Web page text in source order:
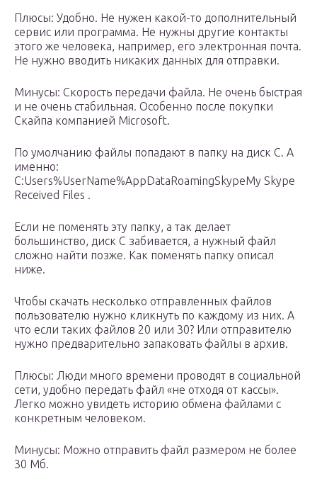
Плюсы: Удобно. Не нужен какой-то дополнительный
сервис или программа. Не нужны другие контакты
этого же человека, например, его электронная почта.
Не нужно вводить никаких данных для отправки.
Минусы: Скорость передачи файла. Не очень быстрая
и не очень стабильная. Особенно после покупки
Скайпа компанией Microsoft.
По умолчанию файлы попадают в папку на диск C. А
именно:
C:Users%UserName%AppDataRoamingSkypeMy Skype
Received Files .
Если не поменять эту папку, а так делает
большинство, диск C забивается, а нужный файл
сложно найти позже. Как поменять папку описал
ниже.
Чтобы скачать несколько отправленных файлов
пользователю нужно кликнуть по каждому из них. А
что если таких файлов 20 или 30? Или отправителю
нужно предварительно запаковать файлы в архив.
Плюсы: Люди много времени проводят в социальной
сети, удобно передать файл «не отходя от кассы».
Легко можно увидеть историю обмена файлами с
конкретным человеком.
Минусы: Можно отправить файл размером не более
30 Мб.